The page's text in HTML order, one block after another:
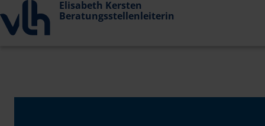
Elisabeth Kersten
Beratungsstellenleiterin